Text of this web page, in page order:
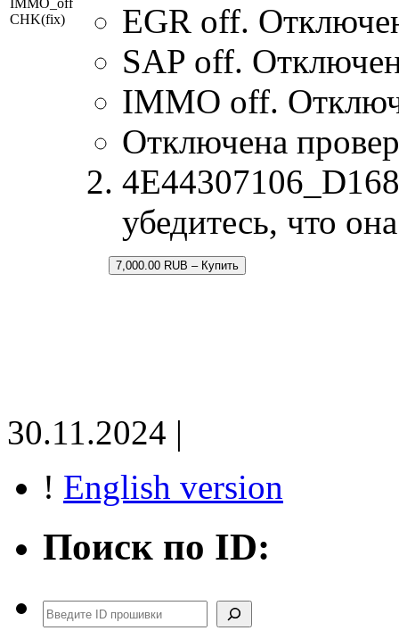
CHK(fix)
EGR off.
SAP off.
IMMO off.
Отключена
убедитесь, что
7,000.00 RUB – Купить
30.11.2024 |
! English version
Поиск по ID:
Поиск